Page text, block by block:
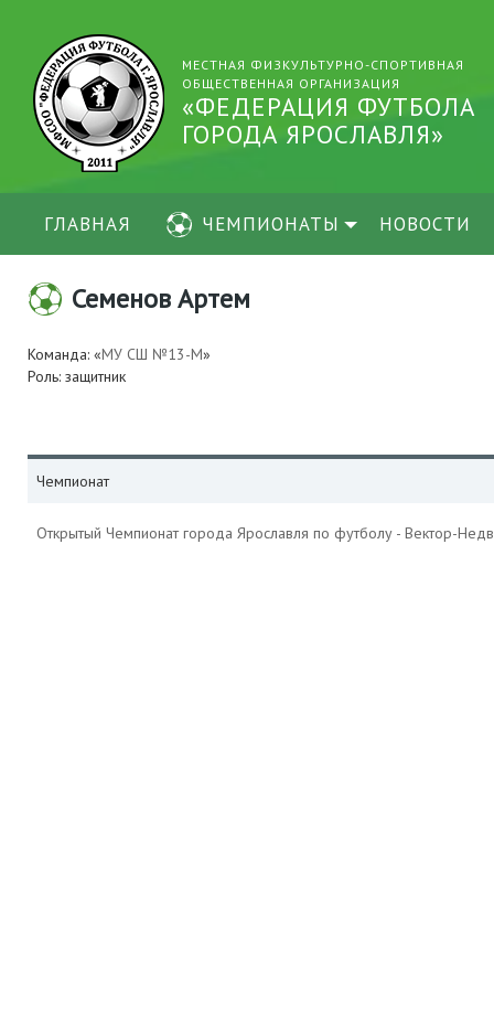
МЕСТНАЯ ФИЗКУЛЬТУРНО-СПОРТИВНАЯ
ОБЩЕСТВЕННАЯ ОРГАНИЗАЦИЯ
«ФЕДЕРАЦИЯ ФУТБОЛА
ГОРОДА ЯРОСЛАВЛЯ»
ГЛАВНАЯ ЧЕМПИОНАТЫ НОВОСТИ
Семенов Артем
Команда: «МУ СШ №13-М»
Роль: защитник
Чемпионат
Открытый Чемпионат города Ярославля по футболу - Вектор-